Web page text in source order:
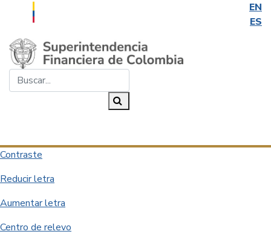
EN
ES
Saltar al contenido principal
Contraste
Reducir letra
Aumentar letra
Centro de relevo